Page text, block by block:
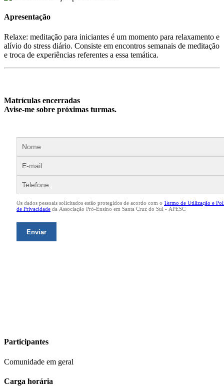
Apresentação
Relaxe: meditação para iniciantes é um momento para relaxamento e
alívio do stress diário. Consiste em encontros semanais de meditação
e troca de experiências referentes a essa temática.
Matrículas encerradas
Avise-me sobre próximas turmas.
Participantes
Comunidade em geral
Carga horária